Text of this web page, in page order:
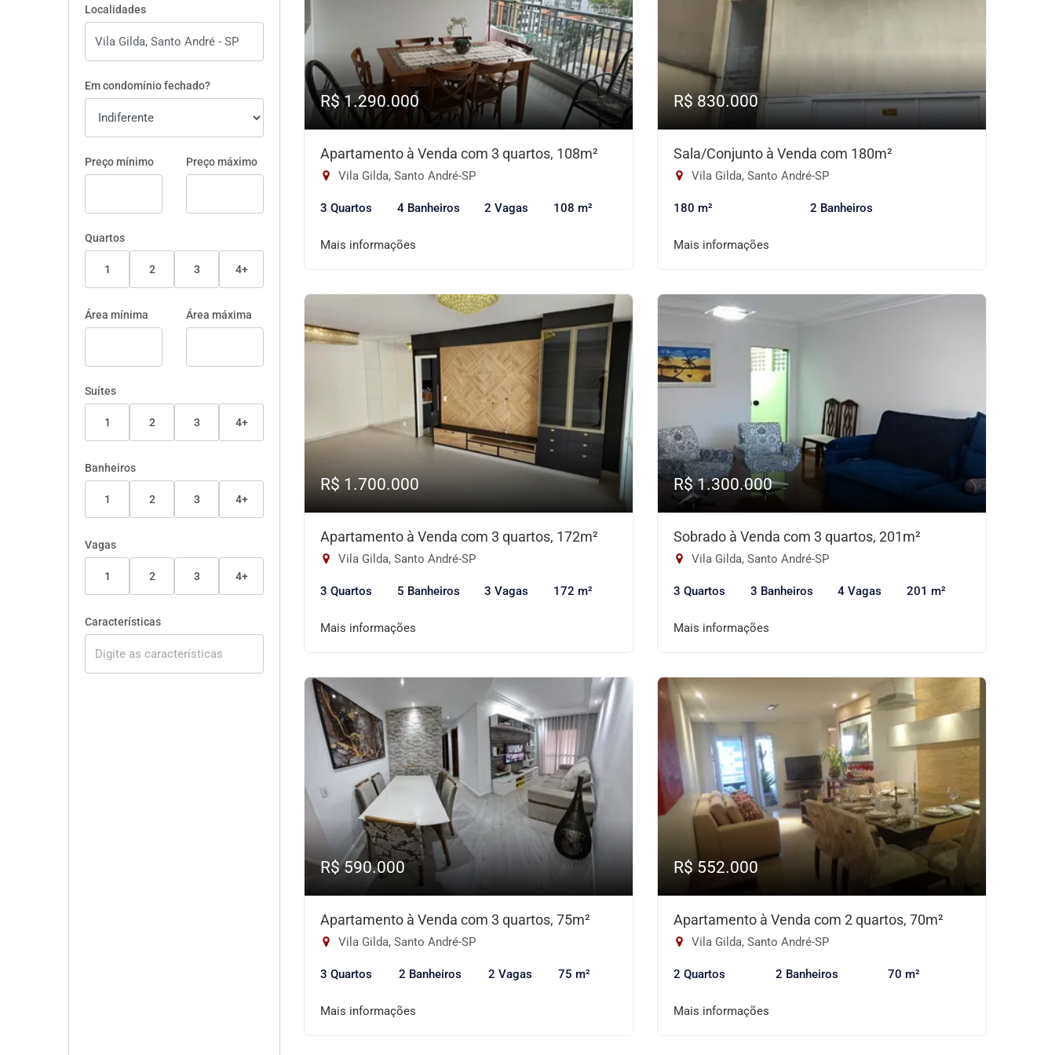
Localidades
Em condomínio fechado?
Preço mínimo Preço máximo
Quartos
1 2 3 4+
Área mínima Área máxima
Suítes
1 2 3 4+
Banheiros
1 2 3 4+
Vagas
1 2 3 4+
Características
R$ 1.290.000
Apartamento à Venda com 3 quartos, 108m²
Vila Gilda, Santo André-SP
3 Quartos 4 Banheiros 2 Vagas 108 m²
Mais informações
R$ 830.000
Sala/Conjunto à Venda com 180m²
Vila Gilda, Santo André-SP
180 m² 2 Banheiros
Mais informações
R$ 1.700.000
Apartamento à Venda com 3 quartos, 172m²
Vila Gilda, Santo André-SP
3 Quartos 5 Banheiros 3 Vagas 172 m²
Mais informações
R$ 1.300.000
Sobrado à Venda com 3 quartos, 201m²
Vila Gilda, Santo André-SP
3 Quartos 3 Banheiros 4 Vagas 201 m²
Mais informações
R$ 590.000
Apartamento à Venda com 3 quartos, 75m²
Vila Gilda, Santo André-SP
3 Quartos 2 Banheiros 2 Vagas 75 m²
Mais informações
R$ 552.000
Apartamento à Venda com 2 quartos, 70m²
Vila Gilda, Santo André-SP
2 Quartos 2 Banheiros 70 m²
Mais informações